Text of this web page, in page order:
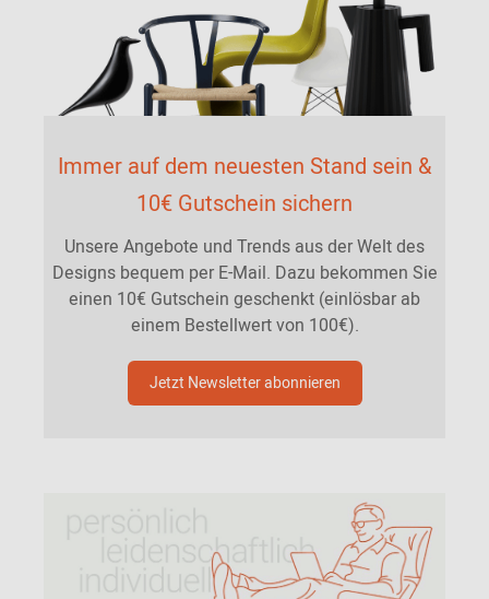
Immer auf dem neuesten Stand sein &
10€ Gutschein sichern
Unsere Angebote und Trends aus der Welt des
Designs bequem per E-Mail. Dazu bekommen Sie
einen 10€ Gutschein geschenkt (einlösbar ab
einem Bestellwert von 100€).
Jetzt Newsletter abonnieren